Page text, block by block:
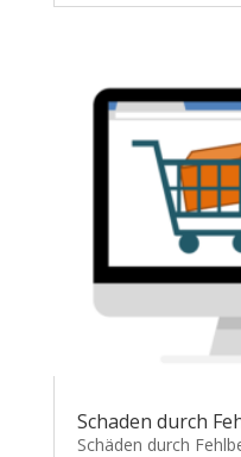
Schaden durch
Schäden durch